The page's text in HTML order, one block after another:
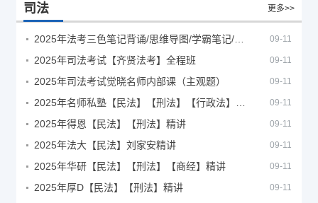
司法 更多>>
09-11
2025年司法考试【齐贤法考】全程班 09-11
2025年司法考试觉晓名师内部课（主观题） 09-11
09-11
2025年得恩【民法】【刑法】精讲 09-11
2025年法大【民法】刘家安精讲 09-11
2025年华研【民法】【刑法】【商经】精讲 09-11
2025年厚D【民法】【刑法】精讲 09-11